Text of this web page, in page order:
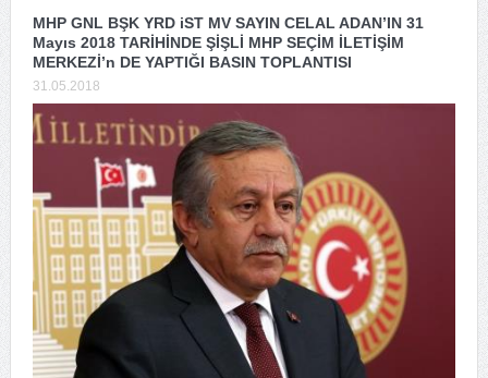
MHP GNL BŞK YRD iST MV SAYIN CELAL ADAN’IN 31
Mayıs 2018 TARİHİNDE ŞİŞLİ MHP SEÇİM İLETİŞİM
MERKEZİ’n DE YAPTIĞI BASIN TOPLANTISI
31.05.2018